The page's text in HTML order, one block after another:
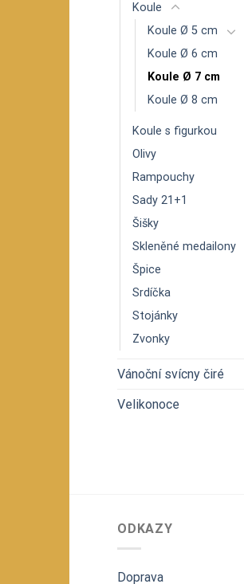
Koule
Koule Ø 5 cm
Koule Ø 6 cm
Koule Ø 7 cm
Koule Ø 8 cm
Koule s figurkou
Olivy
Rampouchy
Sady 21+1
Šišky
Skleněné medailony
Špice
Srdíčka
Stojánky
Zvonky
Vánoční svícny čiré
Velikonoce
Ozdoba Koule Ø7 cm –
mat Malované domeček
ODKAZY
Doprava